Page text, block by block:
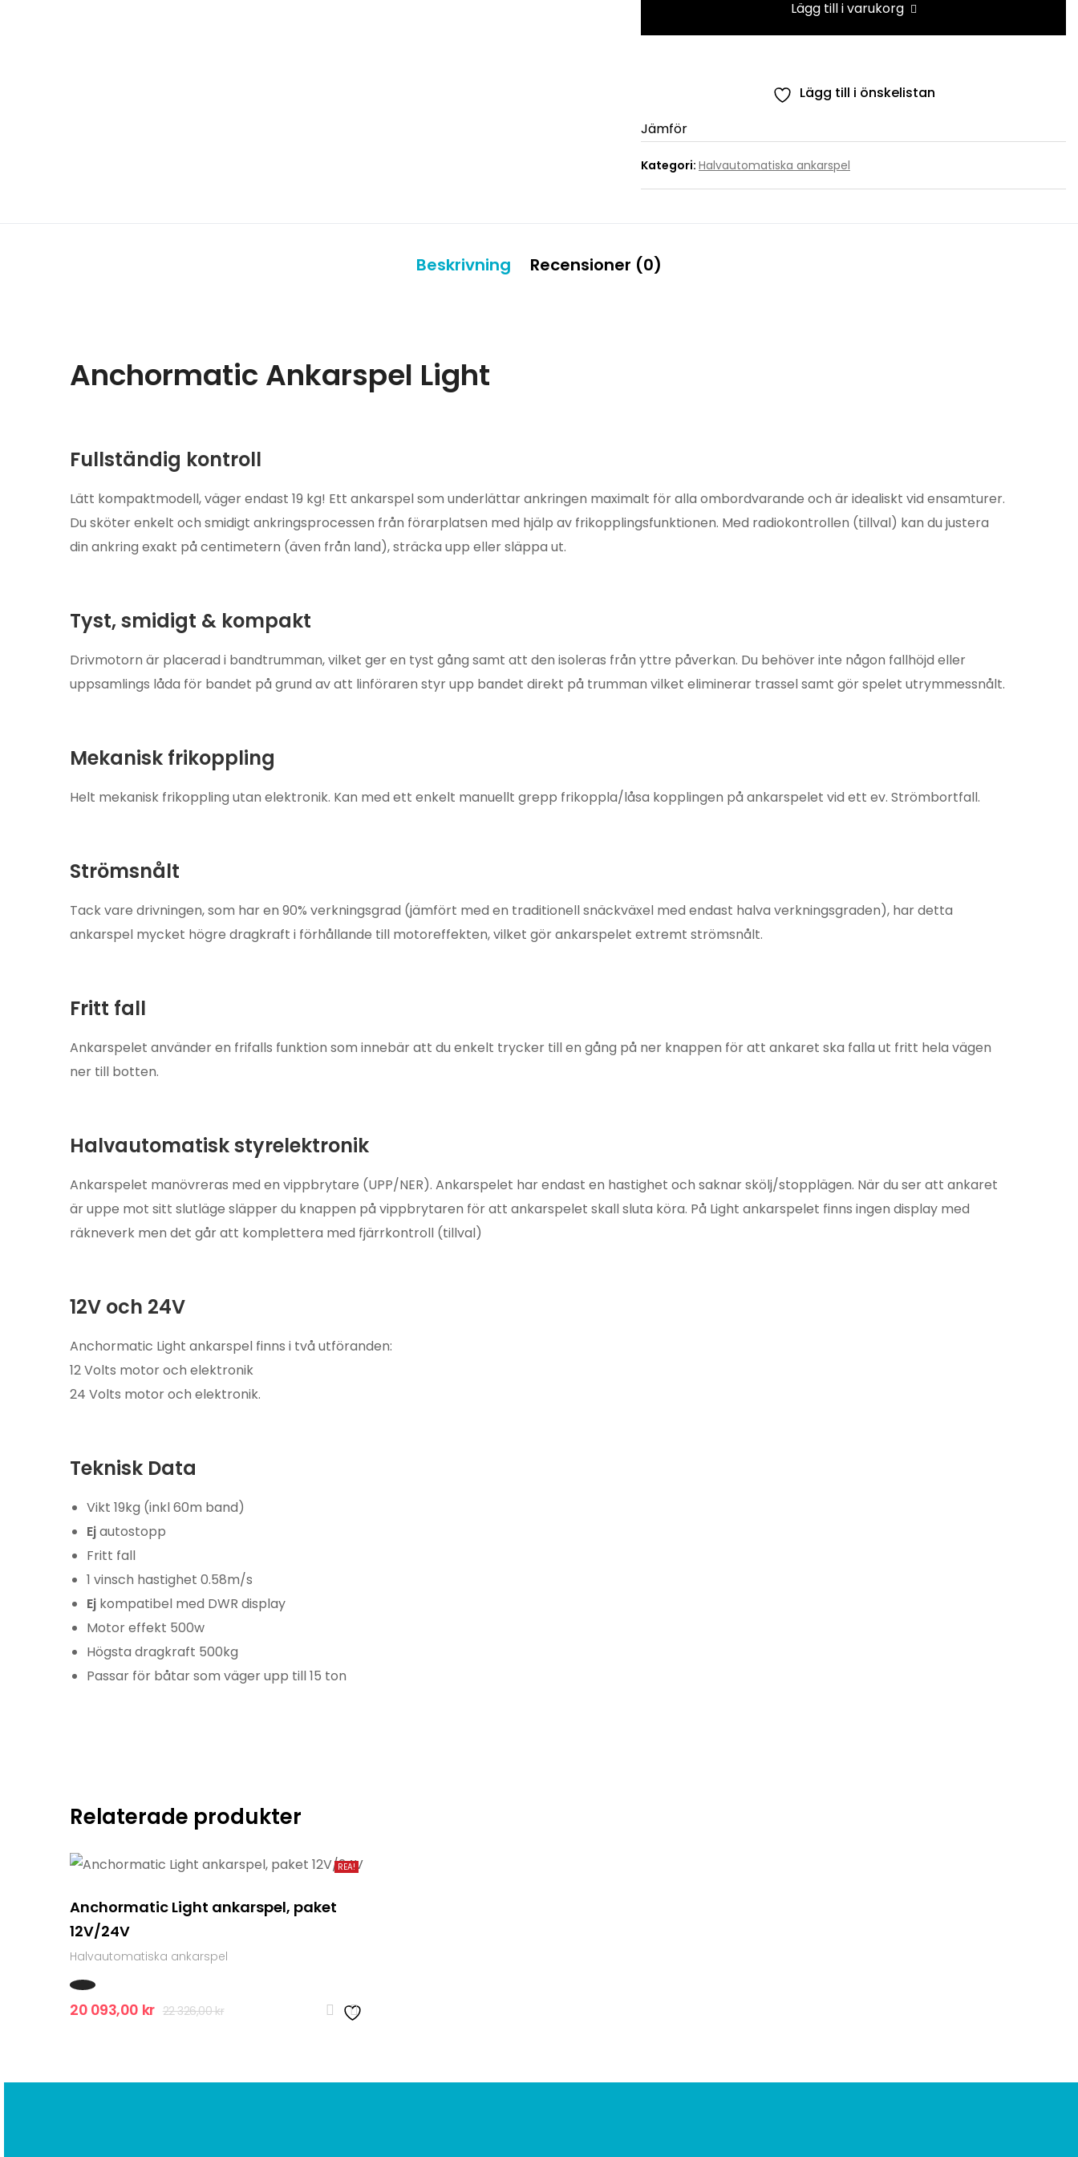
mängd
Lägg till i varukorg
Lägg till i önskelistan
Jämför
Kategori: Halvautomatiska ankarspel
Beskrivning Recensioner (0)
Anchormatic Ankarspel Light
Fullständig kontroll
Lätt kompaktmodell, väger endast 19 kg! Ett ankarspel som underlättar ankringen maximalt för alla ombordvarande och är idealiskt vid ensamturer.
Du sköter enkelt och smidigt ankringsprocessen från förarplatsen med hjälp av frikopplingsfunktionen. Med radiokontrollen (tillval) kan du justera
din ankring exakt på centimetern (även från land), sträcka upp eller släppa ut.
Tyst, smidigt & kompakt
Drivmotorn är placerad i bandtrumman, vilket ger en tyst gång samt att den isoleras från yttre påverkan. Du behöver inte någon fallhöjd eller
uppsamlings låda för bandet på grund av att linföraren styr upp bandet direkt på trumman vilket eliminerar trassel samt gör spelet utrymmessnålt.
Mekanisk frikoppling
Helt mekanisk frikoppling utan elektronik. Kan med ett enkelt manuellt grepp frikoppla/låsa kopplingen på ankarspelet vid ett ev. Strömbortfall.
Strömsnålt
Tack vare drivningen, som har en 90% verkningsgrad (jämfört med en traditionell snäckväxel med endast halva verkningsgraden), har detta
ankarspel mycket högre dragkraft i förhållande till motoreffekten, vilket gör ankarspelet extremt strömsnålt.
Fritt fall
Ankarspelet använder en frifalls funktion som innebär att du enkelt trycker till en gång på ner knappen för att ankaret ska falla ut fritt hela vägen
ner till botten.
Halvautomatisk styrelektronik
Ankarspelet manövreras med en vippbrytare (UPP/NER). Ankarspelet har endast en hastighet och saknar skölj/stopplägen. När du ser att ankaret
är uppe mot sitt slutläge släpper du knappen på vippbrytaren för att ankarspelet skall sluta köra. På Light ankarspelet finns ingen display med
räkneverk men det går att komplettera med fjärrkontroll (tillval)
12V och 24V
Anchormatic Light ankarspel finns i två utföranden:
12 Volts motor och elektronik
24 Volts motor och elektronik.
Teknisk Data
Vikt 19kg (inkl 60m band)
Ejautostopp
Fritt fall
1 vinsch hastighet 0.58m/s
Ejkompatibel med DWR display
Motor effekt 500w
Högsta dragkraft 500kg
Passar för båtar som väger upp till 15 ton
Relaterade produkter
REA!
Anchormatic Light ankarspel, paket
12V/24V
Halvautomatiska ankarspel
22 326,00kr
var:
20 093,00 kr
är: